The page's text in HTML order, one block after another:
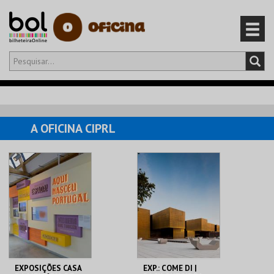
Olá,iniciar sessão
CARRINHO
EVENTOS
CARTÕES
PRODUTOS
A OFICINA CIPRL
EXPOSIÇÕES CASA
EXP.: COME DI |